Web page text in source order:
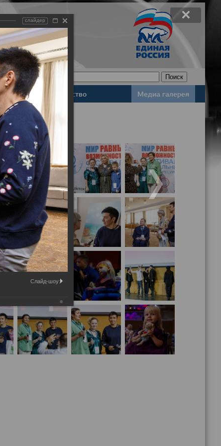
Законодательство Медиа галерея
слайдер
Слайд-шоу: